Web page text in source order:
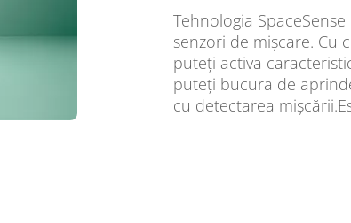
Tehnologia
senzori de mișcare. Cu
puteți activa
puteți bucura de
cu detectarea